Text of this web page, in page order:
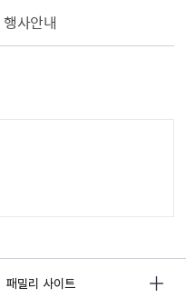
사안내
패밀리 사이트